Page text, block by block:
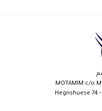
MOTAMIM c/o
Hegnshuese 74